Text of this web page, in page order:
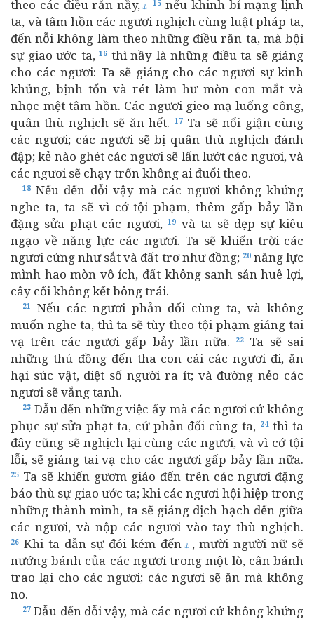
theo các điều răn nầy, ⚓ 15 nếu khinh bỉ mạng lịnh
ta, và tâm hồn các ngươi nghịch cùng luật pháp ta,
đến nỗi không làm theo những điều răn ta, mà bội
sự giao ước ta, 16 thì nầy là những điều ta sẽ giáng
cho các ngươi: Ta sẽ giáng cho các ngươi sự kinh
khủng, bịnh tổn và rét làm hư mòn con mắt và
nhọc mệt tâm hồn. Các ngươi gieo mạ luống công,
quân thù nghịch sẽ ăn hết. 17Ta sẽ nổi giận cùng
các ngươi; các ngươi sẽ bị quân thù nghịch đánh
đập; kẻ nào ghét các ngươi sẽ lấn lướt các ngươi, và
các ngươi sẽ chạy trốn không ai đuổi theo.
18 Nếu đến đỗi vậy mà các ngươi không khứng
nghe ta, ta sẽ vì cớ tội phạm, thêm gấp bảy lần
đặng sửa phạt các ngươi,19 và ta sẽ dẹp sự kiêu
ngạo về năng lực các ngươi. Ta sẽ khiến trời các
ngươi cứng như sắt và đất trơ như đồng; 20năng lực
mình hao mòn vô ích, đất không sanh sản huê lợi,
cây cối không kết bông trái.
21
Nếu các ngươi phản đối cùng ta, và không
muốn nghe ta, thì ta sẽ tùy theo tội phạm giáng tai
vạ trên các ngươi gấp bảy lần nữa.
22Ta sẽ sai
những thú đồng đến tha con cái các ngươi đi, ăn
hại súc vật, diệt số người ra ít; và đường nẻo các
ngươi sẽ vắng tanh.
23 Dẫu đến những việc ấy mà các ngươi cứ không
phục sự sửa phạt ta, cứ phản đối cùng ta, 24thì ta
đây cũng sẽ nghịch lại cùng các ngươi, và vì cớ tội
lỗi, sẽ giáng tai vạ cho các ngươi gấp bảy lần nữa.
25 Ta sẽ khiến gươm giáo đến trên các ngươi đặng
báo thù sự giao ước ta; khi các ngươi hội hiệp trong
những thành mình, ta sẽ giáng dịch hạch đến giữa
các ngươi, và nộp các ngươi vào tay thù nghịch.
26 Khi ta dẫn sự đói kém đến⚓ , mười người nữ sẽ
nướng bánh của các ngươi trong một lò, cân bánh
trao lại cho các ngươi; các ngươi sẽ ăn mà không
no.
27 Dẫu đến đỗi vậy, mà các ngươi cứ không khứng